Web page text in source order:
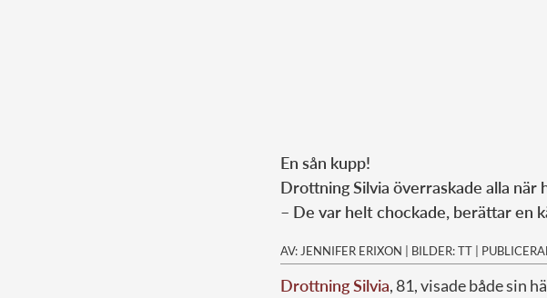
En sån kupp!
Drottning Silvia överraskade alla
– De var helt chockade, berättar en
AV: JENNIFER ERIXON | BILDER: TT |
Drottning Silvia, 81, visade både sin